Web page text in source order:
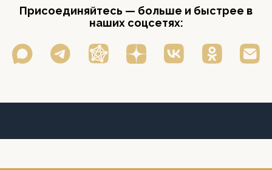
Присоединяйтесь — больше и быстрее в
наших соцсетях: